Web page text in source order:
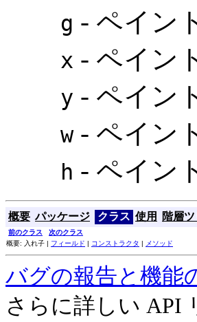
g - ペイン
x - ペイン
y - ペイン
w- ペイン
h - ペイン
概要 パッケージ クラス 使用 階層
前のクラス 次のクラス
概要: 入れ子 | フィールド | コンストラクタ | メソッド
バグの報告と機能
さらに詳しい API